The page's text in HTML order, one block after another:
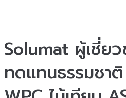
Solumat ผู้เชี่ย
ทดแทนธรรมชา